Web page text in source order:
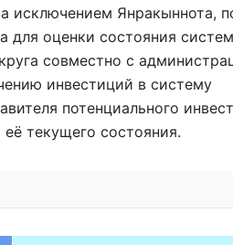
исключением Янракыннота,
для оценки состояния
совместно с
инвестиций в систему
потенциального
текущего состояния.